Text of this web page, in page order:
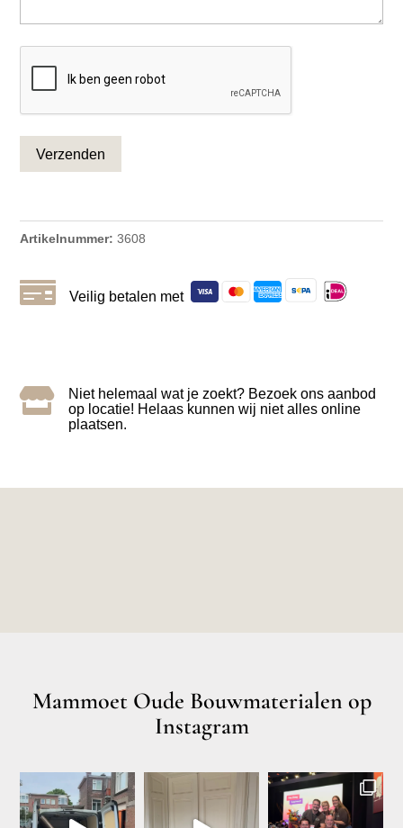
Artikelnummer: 3608
 Veilig betalen met

Niet helemaal wat je zoekt? Bezoek ons aanbod
op locatie! Helaas kunnen wij niet alles online
plaatsen.
Mammoet Oude Bouwmaterialen op
Instagram